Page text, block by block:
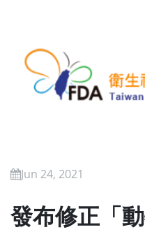
Jun 24, 2021
發布修正「